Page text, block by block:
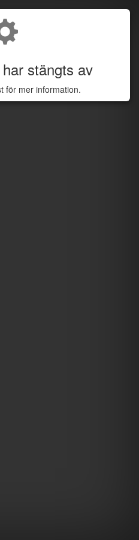
stängts av
för mer information.